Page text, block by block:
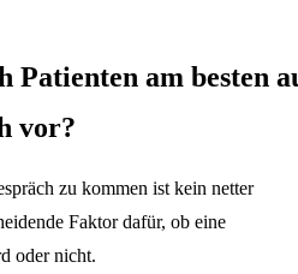
Patienten am besten
vor?
zu kommen ist kein netter
Faktor dafür, ob eine
oder nicht.